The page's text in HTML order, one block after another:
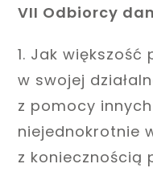
VII Odbiorcy
1. Jak
w swojej
z pomocy
niejednokrotnie
z koniecznością